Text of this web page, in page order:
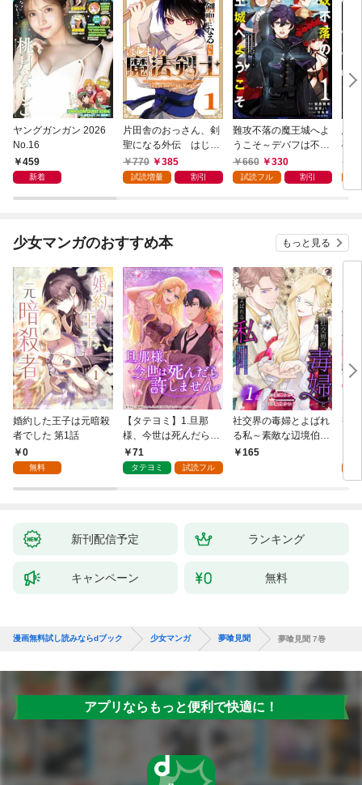
ヤングガンガン 2026
No.16
459
新着
片田舎のおっさん、剣
聖になる外伝 はじま
りの魔法剣士 1巻
770 385
試読増量 割引
難攻不落の魔王城へよ
うこそ～デバフは不要
と勇者パーティーを追
い出された黒魔導士、
660 330
試読フル 割引
悪
破
叩
つ
か
少女マンガのおすすめ本 もっと見る
婚約した王子は元暗殺
者でした 第1話
0
無料
【タテヨミ】1.旦那
様、今世は死んだら許
しません
71
タテヨミ 試読フル
社交界の毒婦とよばれ
る私～素敵な辺境伯令
息に腕を折られたの
165
視
新刊配信予定 ランキング
キャンペーン 無料
漫画無料試し読みならdブック 少女マンガ 夢喰見聞 夢喰見聞 7巻
アプリならもっと便利で快適に！